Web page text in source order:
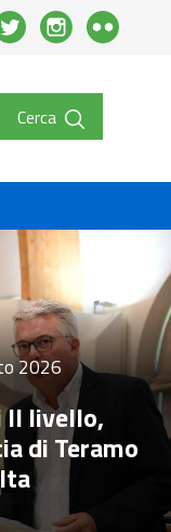
Cerca
2026
II livello,
di Teramo